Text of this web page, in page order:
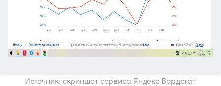
Источник: скриншот сервиса Яндекс Вордстат